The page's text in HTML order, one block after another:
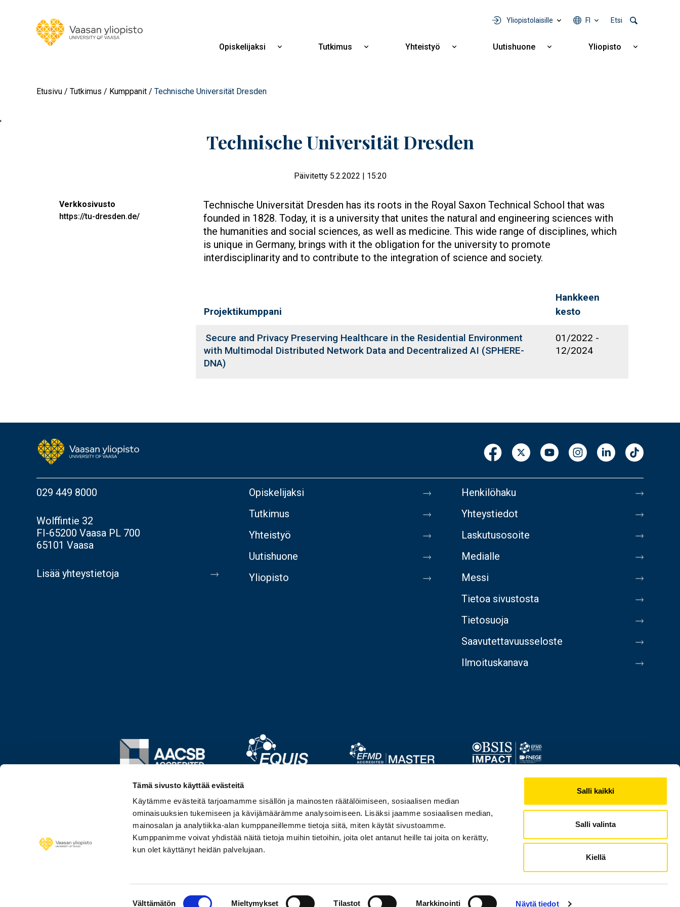
Tämä sivusto käyttää evästeitä
Käytämme evästeitä tarjoamamme sisällön ja mainosten räätälöimiseen, sosiaalisen median
ominaisuuksien tukemiseen ja kävijämäärämme analysoimiseen. Lisäksi jaamme sosiaalisen median,
mainosalan ja analytiikka-alan kumppaneillemme tietoja siitä, miten käytät sivustoamme.
Kumppanimme voivat yhdistää näitä tietoja muihin tietoihin, joita olet antanut heille tai joita on kerätty,
kun olet käyttänyt heidän palvelujaan.
Välttämätön Mieltymykset Tilastot Markkinointi Näytä tiedot
Salli kaikki
Salli valinta
Kiellä
Yliopistolaisille FI Etsi
Opiskelijaksi
Näytä
Tutkimus
Näytä
Yhteistyö
Näytä
Uutishuone
Näytä
Yliopisto
Näytä
Etusivu Tutkimus Kumppanit Technische Universität Dresden
'
Technische Universität Dresden
Päivitetty 5.2.2022 | 15:20
Verkkosivusto
https://tu-dresden.de/
Technische Universität Dresden has its roots in the Royal Saxon Technical School that was
founded in 1828. Today, it is a university that unites the natural and engineering sciences with
the humanities and social sciences, as well as medicine. This wide range of disciplines, which
is unique in Germany, brings with it the obligation for the university to promote
interdisciplinarity and to contribute to the integration of science and society.
Projektikumppani
Hankkeen
kesto
Secure and Privacy Preserving Healthcare in the Residential Environment
with Multimodal Distributed Network Data and Decentralized AI (SPHERE-
DNA)
01/2022 -
12/2024
029 449 8000
Wolffintie 32
FI-65200 Vaasa PL 700
65101 Vaasa
Lisää yhteystietoja
Opiskelijaksi
Tutkimus
Yhteistyö
Uutishuone
Yliopisto
Henkilöhaku
Yhteystiedot
Laskutusosoite
Medialle
Messi
Tietoa sivustosta
Tietosuoja
Saavutettavuusseloste
Ilmoituskanava
Image Image
Image
Image
Image
Image